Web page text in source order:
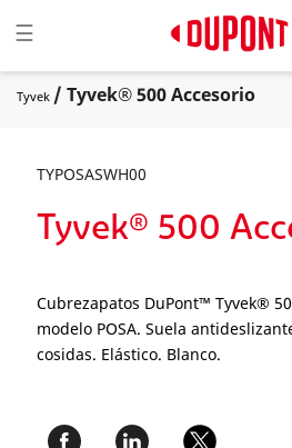
Toggle navigation
☰
Tyvek / Tyvek® 500 Accesorio
TYPOSASWH00
Tyvek® 500
Cubrezapatos DuPont™ Tyvek®
modelo POSA. Suela
cosidas. Elástico. Blanco.